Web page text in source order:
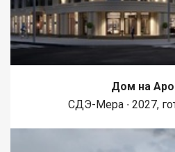
Дом на
СДЭ-Мера ∙ 2027,